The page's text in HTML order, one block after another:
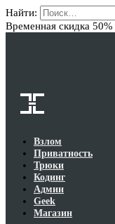
Найти:
Временная скидка 50%
Взлом
Приватность
Трюки
Кодинг
Админ
Geek
Магазин